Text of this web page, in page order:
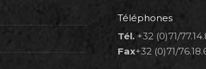
Téléphones
Tél. +32 (0)71/
Fax+32 (0)71/